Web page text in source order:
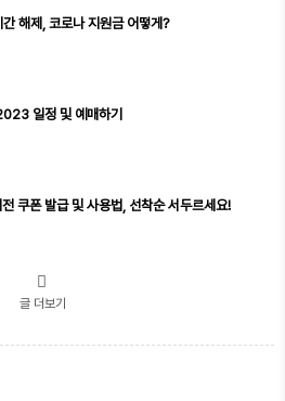
해제, 코로나 지원금 어떻게?
일정 및 예매하기
쿠폰 발급 및 사용법, 선착순 서두르세요!
글 더보기